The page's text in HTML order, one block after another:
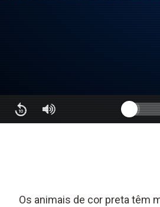
Os animais de cor preta têm